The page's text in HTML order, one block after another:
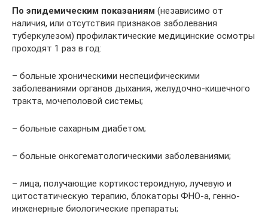
По эпидемическим показаниям (независимо от
наличия, или отсутствия признаков заболевания
туберкулезом) профилактические медицинские осмотры
проходят 1 раз в год:
– больные хроническими неспецифическими
заболеваниями органов дыхания, желудочно-кишечного
тракта, мочеполовой системы;
– больные сахарным диабетом;
– больные онкогематологическими заболеваниями;
– лица, получающие кортикостероидную, лучевую и
цитостатическую терапию, блокаторы ФНО-а, генно-
инженерные биологические препараты;